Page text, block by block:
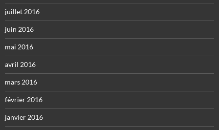
juillet 2016
juin 2016
mai 2016
avril 2016
mars 2016
février 2016
janvier 2016